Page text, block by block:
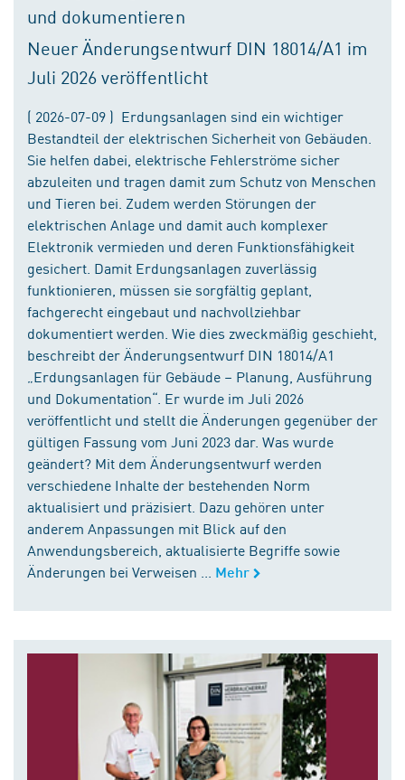
und dokumentieren
Neuer Änderungsentwurf DIN 18014/A1 im
Juli 2026 veröffentlicht
( 2026-07-09 ) Erdungsanlagen sind ein wichtiger
Bestandteil der elektrischen Sicherheit von Gebäuden.
Sie helfen dabei, elektrische Fehlerströme sicher
abzuleiten und tragen damit zum Schutz von Menschen
und Tieren bei. Zudem werden Störungen der
elektrischen Anlage und damit auch komplexer
Elektronik vermieden und deren Funktionsfähigkeit
gesichert. Damit Erdungsanlagen zuverlässig
funktionieren, müssen sie sorgfältig geplant,
fachgerecht eingebaut und nachvollziehbar
dokumentiert werden. Wie dies zweckmäßig geschieht,
beschreibt der Änderungsentwurf DIN 18014/A1
„Erdungsanlagen für Gebäude – Planung, Ausführung
und Dokumentation“. Er wurde im Juli 2026
veröffentlicht und stellt die Änderungen gegenüber der
gültigen Fassung vom Juni 2023 dar. Was wurde
geändert? Mit dem Änderungsentwurf werden
verschiedene Inhalte der bestehenden Norm
aktualisiert und präzisiert. Dazu gehören unter
anderem Anpassungen mit Blick auf den
Anwendungsbereich, aktualisierte Begriffe sowie
Änderungen bei Verweisen ...
Mehr